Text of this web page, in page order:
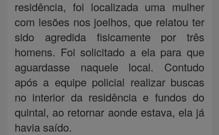
residência, foi localizada uma mulher
com lesões nos joelhos, que relatou ter
sido agredida fisicamente por três
homens. Foi solicitado a ela para que
aguardasse naquele local. Contudo
após a equipe policial realizar buscas
no interior da residência e fundos do
quintal, ao retornar aonde estava, ela já
havia saído.